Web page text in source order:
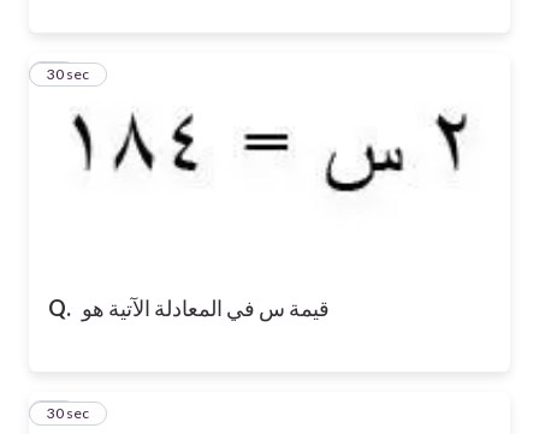
Q. قيمة س في المعادلة الآتية هو
15
30 sec
16
30 sec